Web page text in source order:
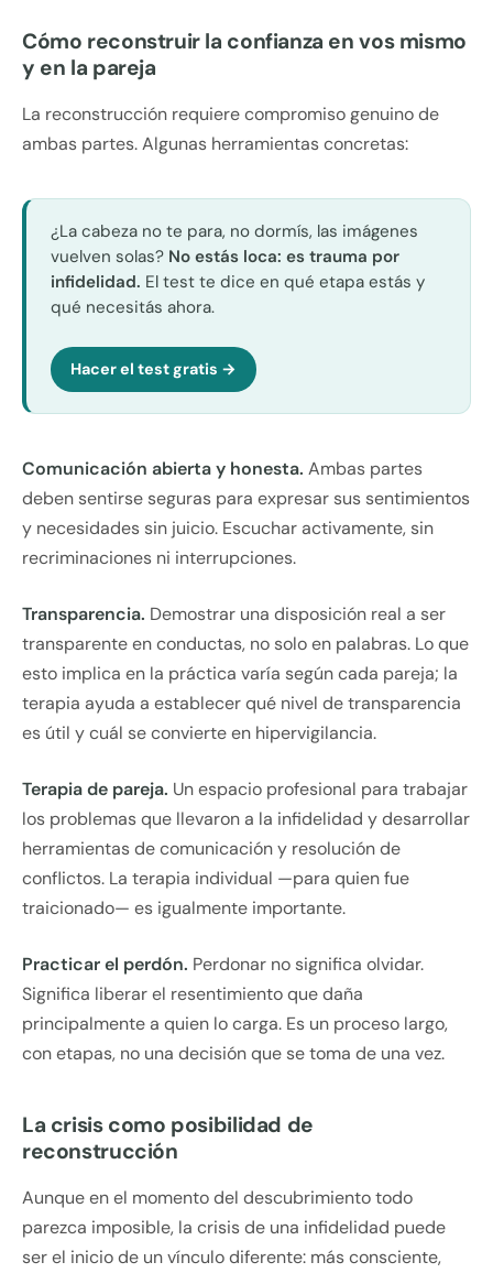
Cómo reconstruir la confianza en vos mismo
y en la pareja
La reconstrucción requiere compromiso genuino de
ambas partes. Algunas herramientas concretas:
¿La cabeza no te para, no dormís, las imágenes
vuelven solas? No estás loca: es trauma por
infidelidad. El test te dice en qué etapa estás y
qué necesitás ahora.
Hacer el test gratis →
Comunicación abierta y honesta. Ambas partes
deben sentirse seguras para expresar sus sentimientos
y necesidades sin juicio. Escuchar activamente, sin
recriminaciones ni interrupciones.
Transparencia. Demostrar una disposición real a ser
transparente en conductas, no solo en palabras. Lo que
esto implica en la práctica varía según cada pareja; la
terapia ayuda a establecer qué nivel de transparencia
es útil y cuál se convierte en hipervigilancia.
Terapia de pareja. Un espacio profesional para trabajar
los problemas que llevaron a la infidelidad y desarrollar
herramientas de comunicación y resolución de
conflictos. La terapia individual —para quien fue
traicionado— es igualmente importante.
Practicar el perdón. Perdonar no significa olvidar.
Significa liberar el resentimiento que daña
principalmente a quien lo carga. Es un proceso largo,
con etapas, no una decisión que se toma de una vez.
La crisis como posibilidad de
reconstrucción
Aunque en el momento del descubrimiento todo
parezca imposible, la crisis de una infidelidad puede
ser el inicio de un vínculo diferente: más consciente,